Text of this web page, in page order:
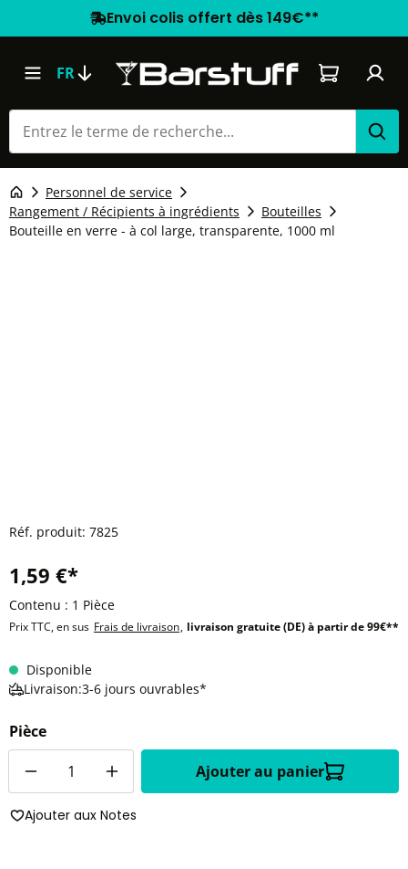
Envoi colis offert dès 149€**
FR Le panier
Personnel de service
Rangement / Récipients à ingrédients
Bouteilles
Bouteille en verre - à col large, transparente, 1000 ml
Réf. produit: 7825
1,59 €*
Contenu : 1 Pièce
Prix TTC, en sus Frais de livraison, livraison gratuite (DE) à partir de 99€**
Disponible
Livraison:3-6 jours ouvrables*
Pièce
Ajouter au panier
Ajouter aux Notes